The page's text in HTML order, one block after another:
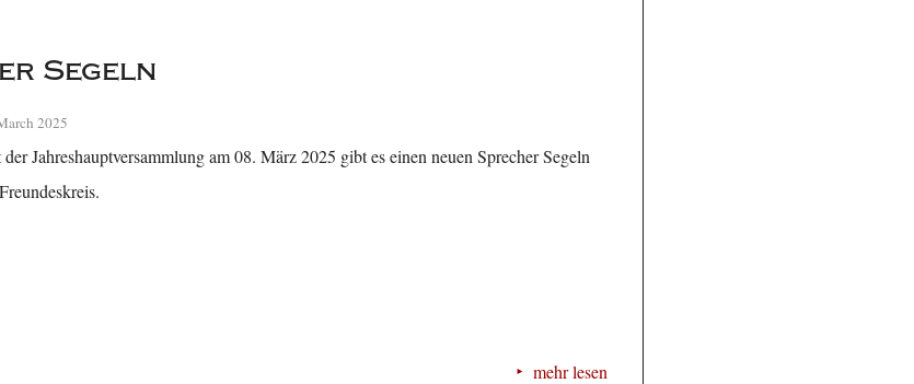
Segeln
2025
Jahreshauptversammlung am 08. März 2025 gibt es einen neuen Sprecher Segeln
mehr lesen